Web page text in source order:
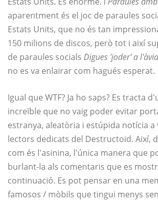
aparentment és el joc de paraules
Estats Units, que no és tan
150 milions de discos, però tot i així
de paraules socials Digues 'joder' a l'àvia
no es va enlairar com hagués esperat.
Igual que WTF? Ja ho saps? Es tracta
increïble que no vaig poder evitar
estranya, aleatòria i estúpida notícia a
lectors dedicats del Destructoid. Així,
com és l'asinina, l'única manera que
burlant-la als comentaris que es
continuació. Es pot pensar en una
famosos / mòbils que tingui menys